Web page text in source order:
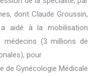
dont Claude Groussin,
aidé à la mobilisation
(3 millions de
pour
de Gynécologie Médicale